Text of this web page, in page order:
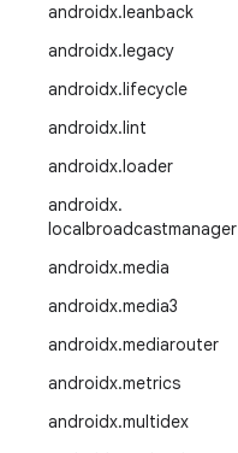
androidx.leanback
androidx.legacy
androidx.lifecycle
androidx.lint
androidx.loader
androidx.
localbroadcastmanager
androidx.media
androidx.media3
androidx.mediarouter
androidx.metrics
androidx.multidex